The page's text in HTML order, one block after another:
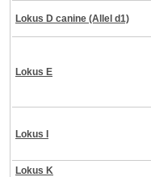
Lokus D canine (Allel d1)
Lokus E
Lokus I
Lokus K